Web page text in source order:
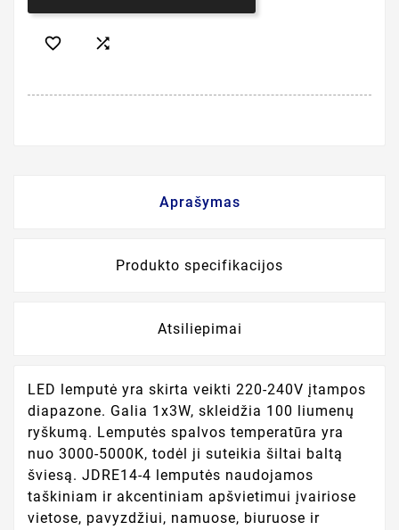
 
Aprašymas
Produkto specifikacijos
Atsiliepimai
LED lemputė yra skirta veikti 220-240V įtampos
diapazone. Galia 1x3W, skleidžia 100 liumenų
ryškumą. Lemputės spalvos temperatūra yra
nuo 3000-5000K, todėl ji suteikia šiltai baltą
šviesą. JDRE14-4 lemputės naudojamos
taškiniam ir akcentiniam apšvietimui įvairiose
vietose, pavyzdžiui, namuose, biuruose ir